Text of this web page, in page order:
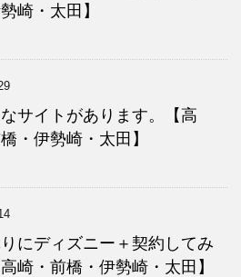
崎・太田】
サイトがあります。【高
・伊勢崎・太田】
にディズニー＋契約してみ
崎・前橋・伊勢崎・太田】